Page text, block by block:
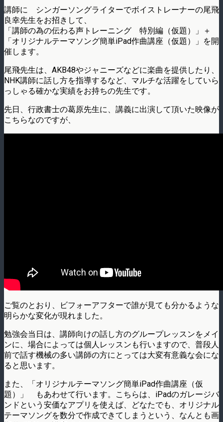
講師に シンガーソングライターでボイストレーナーの尾飛
良幸先生をお招きして、
「講師の為の伝わる声トレーニング 特別編（仮題）」＋
「オリジナルテーマソング簡単iPad作曲講座（仮題）」を開
催します。
尾飛先生は、AKB48やジャニーズなどに楽曲を提供したり、
NHK講師に話し方を指導するなど、マルチな活躍をしていら
っしゃる確かな実績をお持ちの先生です。
先日、行政書士の葛原先生に、講義に出演して頂いた映像が
こちらなのですが、
ご覧のとおり、ビフォーアフターで誰が見ても分かるような
明らかな変化が現れました。
勉強会当日は、講師向けの話し方のグループレッスンをメイ
ンに、場合によっては個人レッスンも行いますので、普段人
前で話す機械の多い講師の方にとっては大変有意義な会にな
ると思います。
また、「オリジナルテーマソング簡単iPad作曲講座（仮
題）」 もあわせて行います。こちらは、iPadのガレージバ
ンドという安価なアプリを使えば、どなたでも、オリジナル
テーマソングを数分で作成できてしまうという、なんとも画